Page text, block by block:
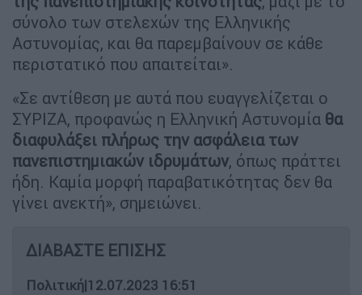
σύνολο των στελεχών της Ελληνικής
Αστυνομίας, και θα παρεμβαίνουν σε κάθε
περιστατικό που απαιτείται».
«Σε αντίθεση με αυτά που ευαγγελίζεται ο
ΣΥΡΙΖΑ, προφανώς η Ελληνική Αστυνομία θα
διαφυλάξει πλήρως την ασφάλεια των
πανεπιστημιακών ιδρυμάτων, όπως πράττει
ήδη. Καμία μορφή παραβατικότητας δεν θα
γίνει ανεκτή», σημειώνει.
ΔΙΑΒΑΣΤΕ ΕΠΙΣΗΣ
Πολιτική|12.07.2023 16:51